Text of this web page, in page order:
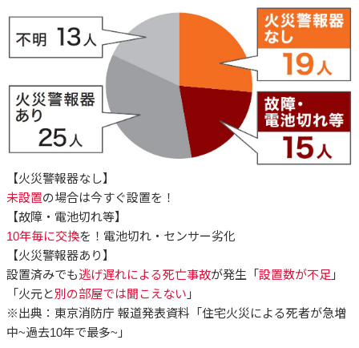
【火災警報器なし】
未設置の場合は今すぐ設置を！
【故障・電池切れ等】
10年毎に交換を！電池切れ・センサー劣化
【火災警報器あり】
設置済みでも逃げ遅れによる死亡事故が発生「 設置数が不足 」
「火元と別の部屋では聞こえない 」
※出典：東京消防庁 報道発表資料「住宅火災による死者が急増
中~過去10年で最多~」